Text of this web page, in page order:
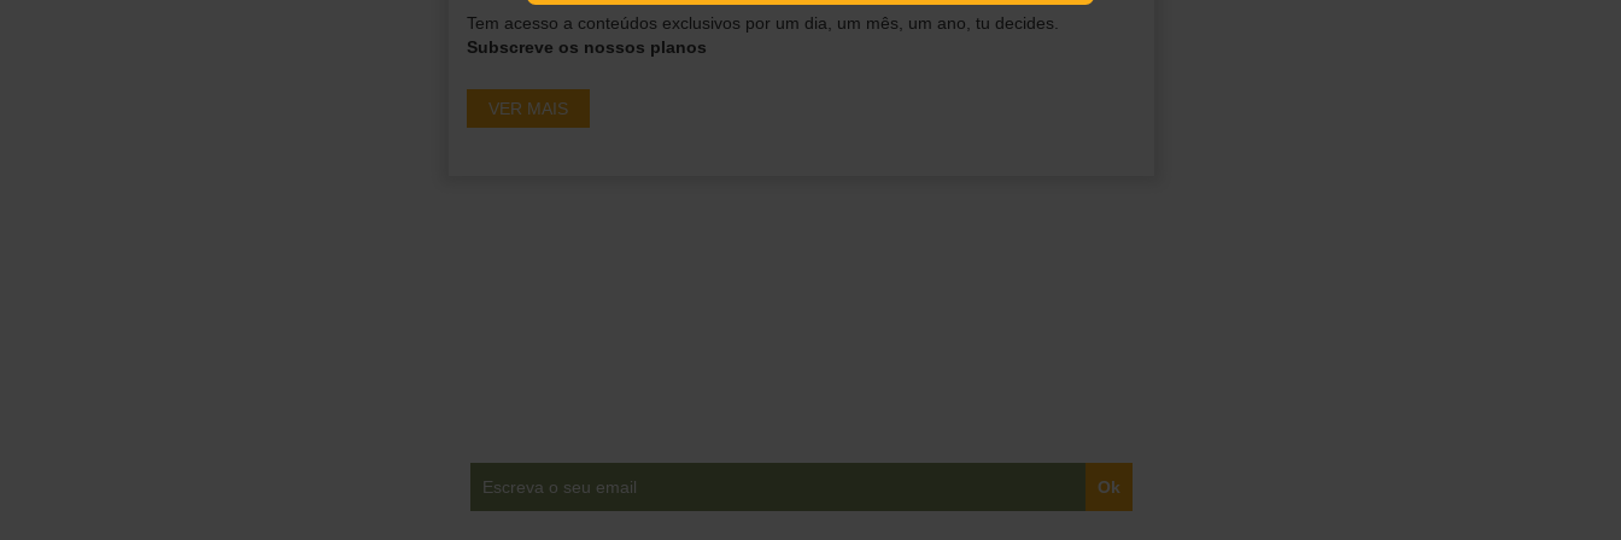
Tem acesso a conteúdos exclusivos por um dia, um mês, um ano, tu decides.
Subscreve os nossos planos
VER MAIS